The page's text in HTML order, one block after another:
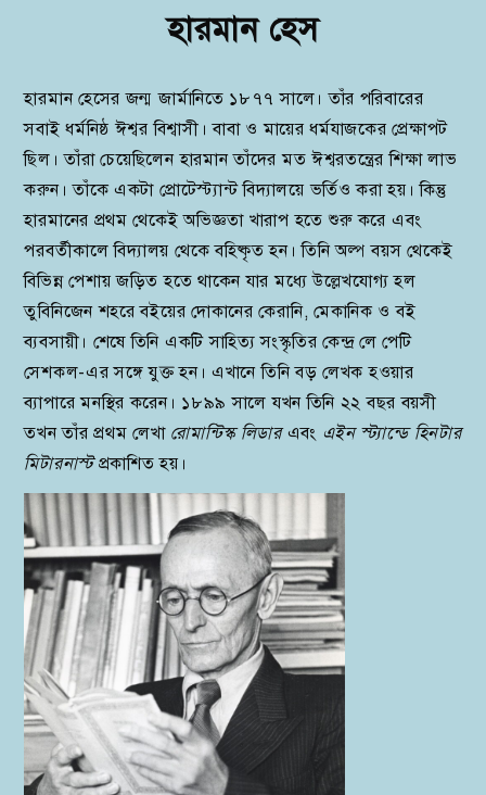
হারমান হেস
হারমান হেসের জন্ম জার্মানিতে ১৮৭৭ সালে। তাঁর পরিবারের
সবাই ধর্মনিষ্ঠ ঈশ্বর বিশ্বাসী। বাবা ও মায়ের ধর্মযাজকের প্রেক্ষাপট
ছিল। তাঁরা চেয়েছিলেন হারমান তাঁদের মত ঈশ্বরতন্ত্রের শিক্ষা লাভ
করুন। তাঁকে একটা প্রোটেস্ট্যান্ট বিদ্যালয়ে ভর্তিও করা হয়। কিন্তু
হারমানের প্রথম থেকেই অভিজ্ঞতা খারাপ হতে শুরু করে এবং
পরবর্তীকালে বিদ্যালয় থেকে বহিষ্কৃত হন। তিনি অল্প বয়স থেকেই
বিভিন্ন পেশায় জড়িত হতে থাকেন যার মধ্যে উল্লেখযোগ্য হল
তুবিনিজেন শহরে বইয়ের দোকানের কেরানি, মেকানিক ও বই
ব্যবসায়ী। শেষে তিনি একটি সাহিত্য সংস্কৃতির কেন্দ্র লে পেটি
সেশকল-এর সঙ্গে যুক্ত হন। এখানে তিনি বড় লেখক হওয়ার
ব্যাপারে মনস্থির করেন। ১৮৯৯ সালে যখন তিনি ২২ বছর বয়সী
তখন তাঁর প্রথম লেখা রোমান্টিস্ক লিডারএবং এইন স্ট্যান্ডে হিনটার
মিটারনাস্টপ্রকাশিত হয়।